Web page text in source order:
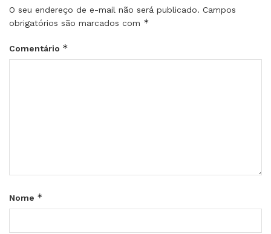
O seu endereço de e-mail não será publicado. Campos
obrigatórios são marcados com *
Comentário *
Nome *